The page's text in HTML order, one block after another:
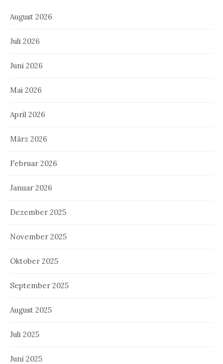
August 2026
Juli 2026
Juni 2026
Mai 2026
April 2026
März 2026
Februar 2026
Januar 2026
Dezember 2025
November 2025
Oktober 2025
September 2025
August 2025
Juli 2025
Juni 2025